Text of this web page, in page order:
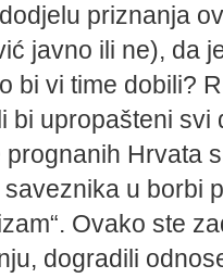
priznanja
javno ili ne), da
bi vi time dobili?
bi upropašteni
Hrvata
u borbi
Ovako ste
dogradili